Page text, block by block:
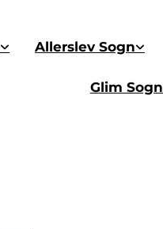
Allerslev Sogn
Glim Sogn